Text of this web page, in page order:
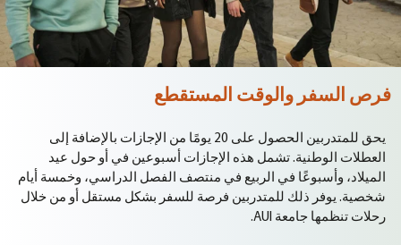
فرص السفر والوقت المستقطع
يحق للمتدربين الحصول على 20 يومًا من الإجازات بالإضافة إلى
العطلات الوطنية. تشمل هذه الإجازات أسبوعين في أو حول عيد
الميلاد، وأسبوعًا في الربيع في منتصف الفصل الدراسي، وخمسة أيام
شخصية. يوفر ذلك للمتدربين فرصة للسفر بشكل مستقل أو من خلال
رحلات تنظمها جامعة AUI.